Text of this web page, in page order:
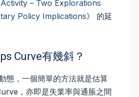
– Two Explorations
Policy Implications》 的延
Curve有幾斜？
態，一個簡單的方法就是估算
，亦即是失業率與通脹之間